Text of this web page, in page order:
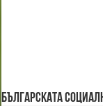
БЪЛГАРСКАТА